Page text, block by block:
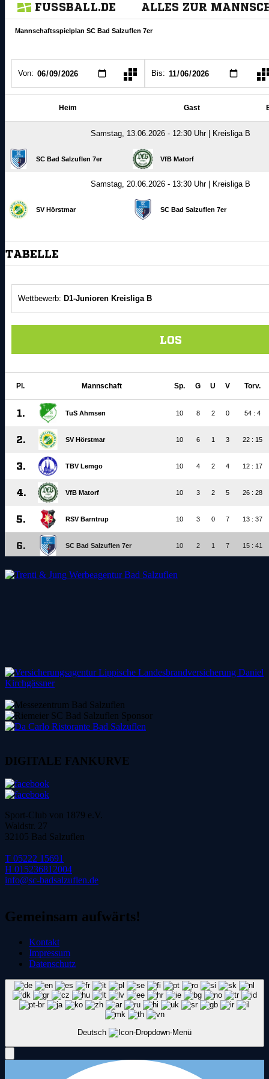
DIGITALE FANKURVE
Sport-Club von 1879 e.V.
Waldstr. 27
32105 Bad Salzuflen
T 05222 15691
H 015236812004
info@sc-badsalzuflen.de
Gemeinsam aufwärts!
Kontakt
Impressum
Datenschutz
Deutsch